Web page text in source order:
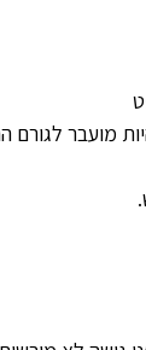
מועבר לגורם